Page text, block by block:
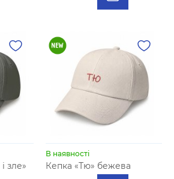
зле»
В наявності
Кепка «Тю» бежева